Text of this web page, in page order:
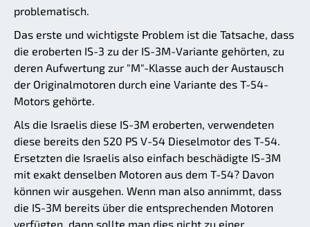
problematisch.
Das erste und wichtigste Problem ist die Tatsache, dass
die eroberten IS-3 zu der IS-3M-Variante gehörten, zu
deren Aufwertung zur "M"-Klasse auch der Austausch
der Originalmotoren durch eine Variante des T-54-
Motors gehörte.
Als die Israelis diese IS-3M eroberten, verwendeten
diese bereits den 520 PS V-54 Dieselmotor des T-54.
Ersetzten die Israelis also einfach beschädigte IS-3M
mit exakt denselben Motoren aus dem T-54? Davon
können wir ausgehen. Wenn man also annimmt, dass
die IS-3M bereits über die entsprechenden Motoren
verfügten, dann sollte man dies nicht zu einer